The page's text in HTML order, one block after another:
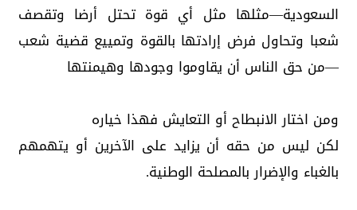
السعودية—مثلها مثل أي قوة تحتل أرضا وتقصف
شعبا وتحاول فرض إرادتها بالقوة وتمييع قضية شعب
—من حق الناس أن يقاوموا وجودها وهيمنتها
ومن اختار الانبطاح أو التعايش فهذا خياره
لكن ليس من حقه أن يزايد على الآخرين أو يتهمهم
بالغباء والإضرار بالمصلحة الوطنية.